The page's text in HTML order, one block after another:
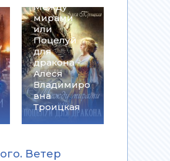
Между
мирами
или
Поцелуй
для
дракона -
Алеся
Владимиро
вна
Троицкая
Ветер